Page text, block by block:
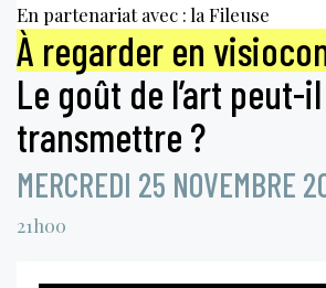
En partenariat avec : la Fileuse
À regarder en
Le goût de l’art peut-
transmettre ?
MERCREDI 25 NOVEMBRE
21h00